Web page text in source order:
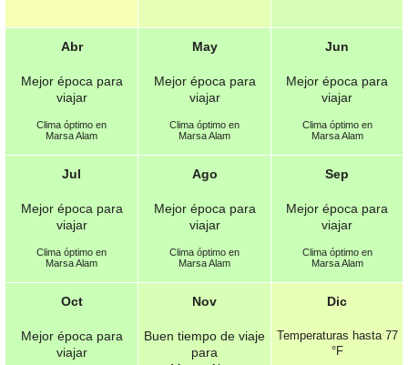
Abr
Mejor época para
viajar
Clima óptimo en
Marsa Alam
May
Mejor época para
viajar
Clima óptimo en
Marsa Alam
Jun
Mejor época para
viajar
Clima óptimo en
Marsa Alam
Jul
Mejor época para
viajar
Clima óptimo en
Marsa Alam
Ago
Mejor época para
viajar
Clima óptimo en
Marsa Alam
Sep
Mejor época para
viajar
Clima óptimo en
Marsa Alam
Oct
Mejor época para
viajar
Nov
Buen tiempo de viaje
para
Dic
Temperaturas hasta 77
°F